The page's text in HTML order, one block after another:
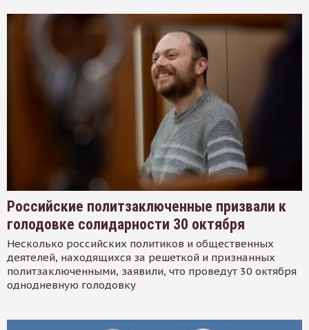
Российские политзаключенные призвали к
голодовке солидарности 30 октября
Несколько российских политиков и общественных
деятелей, находящихся за решеткой и признанных
политзаключенными, заявили, что проведут 30 октября
однодневную голодовку